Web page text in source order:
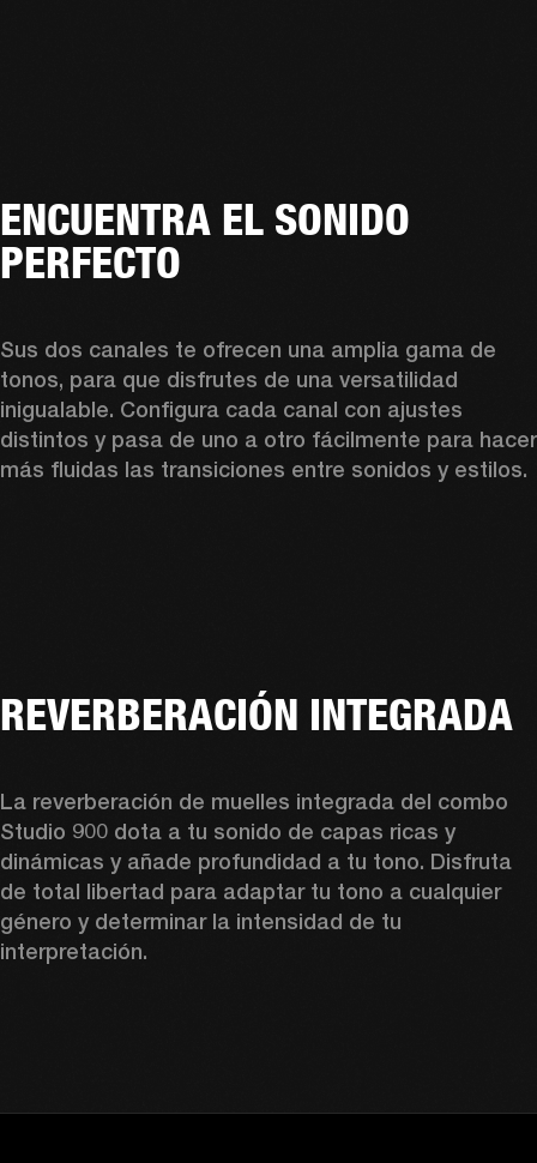
ENCUENTRA EL SONIDO
PERFECTO
Sus dos canales te ofrecen una amplia gama de
tonos, para que disfrutes de una versatilidad
inigualable. Configura cada canal con ajustes
distintos y pasa de uno a otro fácilmente para hacer
más fluidas las transiciones entre sonidos y estilos.
REVERBERACIÓN INTEGRADA
La reverberación de muelles integrada del combo
Studio 900 dota a tu sonido de capas ricas y
dinámicas y añade profundidad a tu tono. Disfruta
de total libertad para adaptar tu tono a cualquier
género y determinar la intensidad de tu
interpretación.